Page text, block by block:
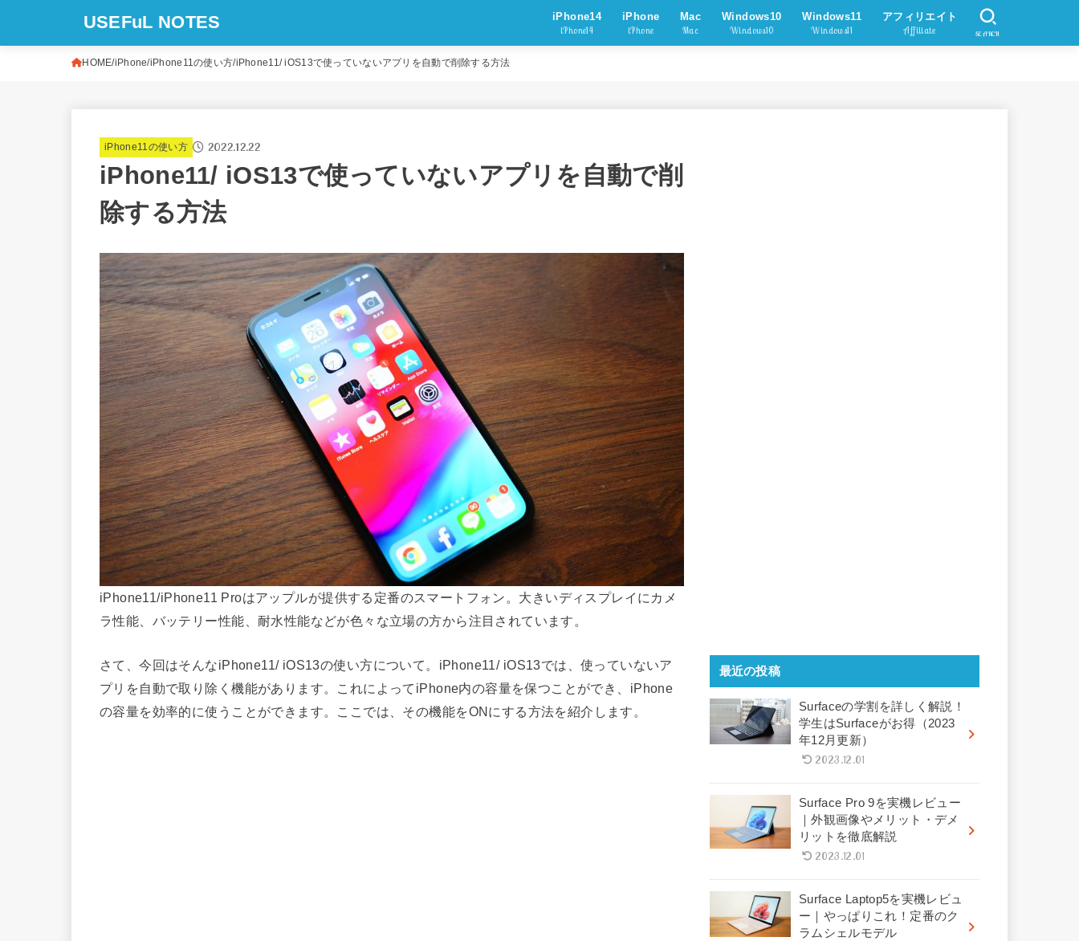
USEFuL NOTES iPhone14
iPhone14
iPhone
iPhone
Mac
Mac
Windows10
Windows10
Windows11
Windows11
アフィリエイト
Affiliate SEARCH
HOME iPhone iPhone11の使い方 iPhone11/ iOS13で使っていないアプリを自動で削除する方法
iPhone11の使い方 2022.12.22
iPhone11/ iOS13で使っていないアプリを自動で削
除する方法
iPhone11/iPhone11 Proはアップルが提供する定番のスマートフォン。大きいディスプレイにカメ
ラ性能、バッテリー性能、耐水性能などが色々な立場の方から注目されています。
さて、今回はそんなiPhone11/ iOS13の使い方について。iPhone11/ iOS13では、使っていないア
プリを自動で取り除く機能があります。これによってiPhone内の容量を保つことができ、iPhone
の容量を効率的に使うことができます。ここでは、その機能をONにする方法を紹介します。
最近の投稿
Surfaceの学割を詳しく解説！
学生はSurfaceがお得（2023
年12月更新）
2023.12.01
Surface Pro 9を実機レビュー
｜外観画像やメリット・デメ
リットを徹底解説
2023.12.01
Surface Laptop5を実機レビュ
ー｜やっぱりこれ！定番のク
ラムシェルモデル